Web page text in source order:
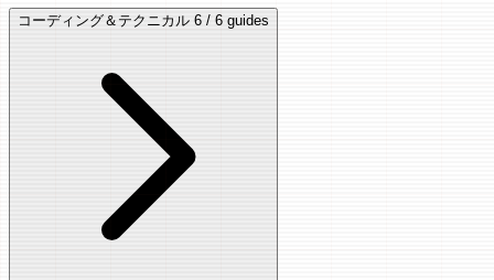
コーディング＆テクニカル 6 / 6 guides